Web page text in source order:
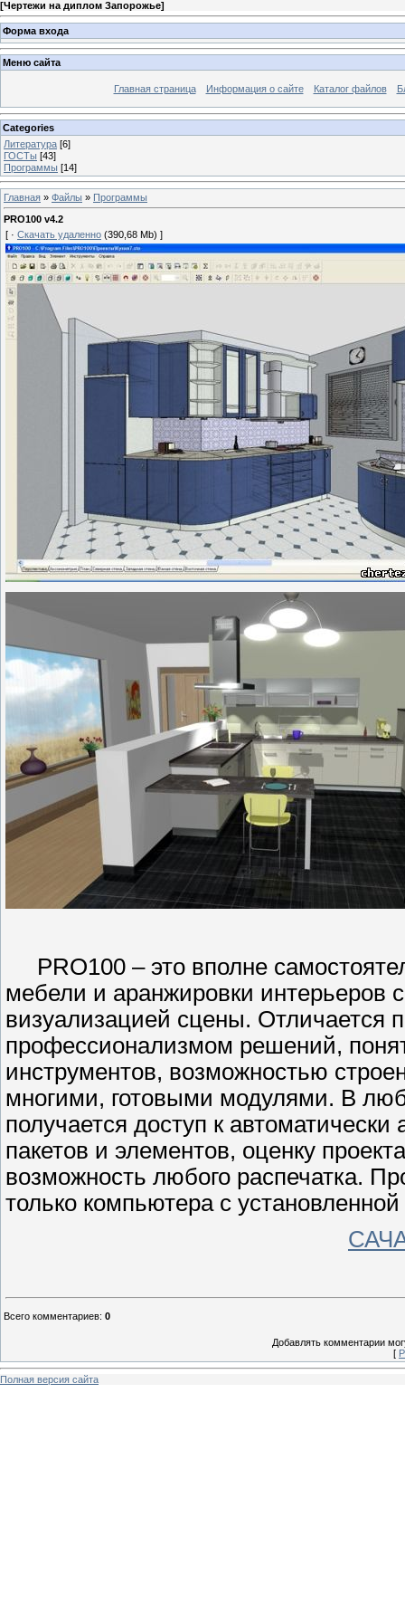
[Чертежи на диплом Запорожье]
Форма входа
Меню сайта
Главная страница Информация о сайте Каталог файлов
Categories
Литература [6]
ГОСТы [43]
Программы [14]
Главная » Файлы » Программы
PRO100 v4.2
[ · Скачать удаленно (390,68 Mb) ]
PRO100 – это вполне
мебели и аранжировки интерьеров
визуализацией сцены. Отличается
профессионализмом решений,
инструментов, возможностью
многими, готовыми модулями. В
получается доступ к
пакетов и элементов, оценку
возможность любого распечатка.
только компьютера с
Всего комментариев: 0
Добавлять комментарии
[
Полная версия сайта